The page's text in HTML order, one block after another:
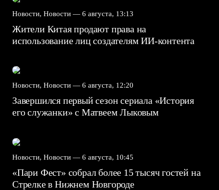
Новости, Новости — 6 августа, 13:13
Жители Китая продают права на
использование лиц создателям ИИ-контента
Новости, Новости — 6 августа, 12:20
Завершился первый сезон сериала «История
его служанки» с Матвеем Лыковым
Новости, Новости — 6 августа, 10:45
«Пари Фест» собрал более 15 тысяч гостей на
Стрелке в Нижнем Новгороде